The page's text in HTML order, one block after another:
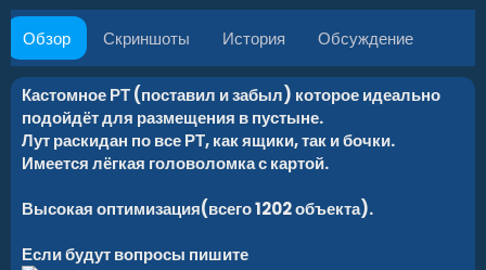
т
о
р
т
а
с
о
з
а
н
и
г
и
Обзор Скриншоты История Обсуждение
Кастомное РТ (поставил и забыл) которое идеально
подойдёт для размещения в пустыне.
Лут раскидан по все РТ, как ящики, так и бочки.
Имеется лёгкая головоломка с картой.
Высокая оптимизация(всего 1202 объекта).
Если будут вопросы пишите